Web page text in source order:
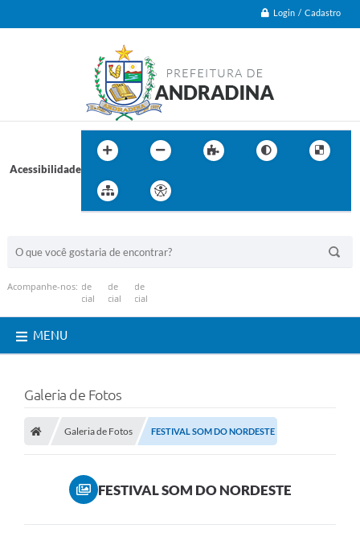
Login / Cadastro
Acessibilidade
Acompanhe-nos:
MENU
Galeria de Fotos
Galeria de Fotos FESTIVAL SOM DO NORDESTE
FESTIVAL SOM DO NORDESTE